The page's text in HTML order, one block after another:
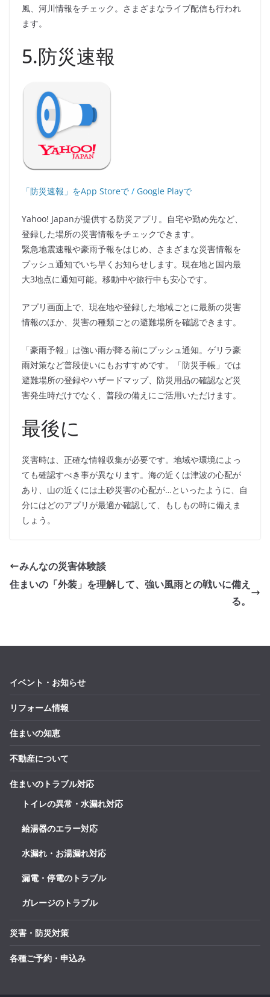
風、河川情報をチェック。さまざまなライブ配信も行われ
ます。
5.防災速報
「防災速報」をApp Storeで / Google Playで
Yahoo! Japanが提供する防災アプリ。自宅や勤め先など、
登録した場所の災害情報をチェックできます。
緊急地震速報や豪雨予報をはじめ、さまざまな災害情報を
プッシュ通知でいち早くお知らせします。現在地と国内最
大3地点に通知可能。移動中や旅行中も安心です。
アプリ画面上で、現在地や登録した地域ごとに最新の災害
情報のほか、災害の種類ごとの避難場所を確認できます。
「豪雨予報」は強い雨が降る前にプッシュ通知。ゲリラ豪
雨対策など普段使いにもおすすめです。「防災手帳」では
避難場所の登録やハザードマップ、防災用品の確認など災
害発生時だけでなく、普段の備えにご活用いただけます。
最後に
災害時は、正確な情報収集が必要です。地域や環境によっ
ても確認すべき事が異なります。海の近くは津波の心配が
あり、山の近くには土砂災害の心配が…といったように、自
分にはどのアプリが最適か確認して、もしもの時に備えま
しょう。
みんなの災害体験談
住まいの「外装」を理解して、強い風雨との戦いに備え
る。
イベント・お知らせ
リフォーム情報
住まいの知恵
不動産について
住まいのトラブル対応
トイレの異常・水漏れ対応
給湯器のエラー対応
水漏れ・お湯漏れ対応
漏電・停電のトラブル
ガレージのトラブル
災害・防災対策
各種ご予約・申込み